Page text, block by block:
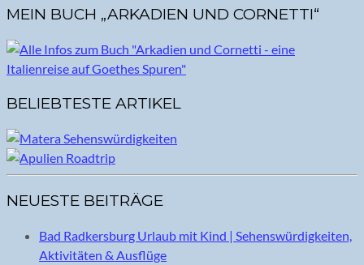
MEIN BUCH „ARKADIEN UND CORNETTI“
BELIEBTESTE ARTIKEL
NEUESTE BEITRÄGE
Bad Radkersburg Urlaub mit Kind | Sehenswürdigkeiten,
Aktivitäten & Ausflüge